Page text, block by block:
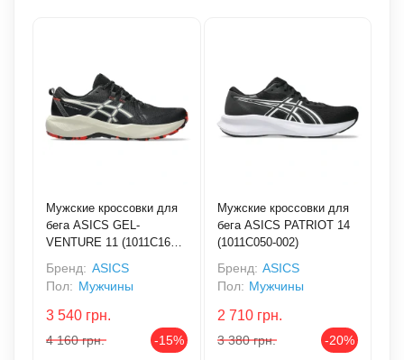
Мужские кроссовки для
бега ASICS GEL-
VENTURE 11 (1011C160-
Бренд: ASICS
Пол: Мужчины
3 540 грн.
4 160 грн. -15%
Мужские кроссовки для
бега ASICS PATRIOT 14
(1011C050-002)
Бренд: ASICS
Пол: Мужчины
2 710 грн.
3 380 грн. -20%